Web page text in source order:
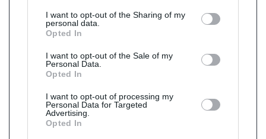
I want to opt-out of the Sharing of my
personal data.
Opted In
I want to opt-out of the Sale of my
Personal Data.
Opted In
I want to opt-out of processing my
Personal Data for Targeted
Advertising.
Opted In